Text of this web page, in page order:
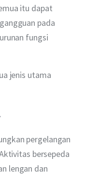
itu dapat
pada
fungsi
jenis utama
pergelangan
bersepeda
lengan dan